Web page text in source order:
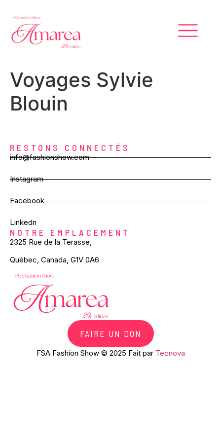
Voyages Sylvie
Blouin
RESTONS CONNECTÉS
info@fashionshow.com
Instagram
Facebook
Linkedn
NOTRE EMPLACEMENT
2325 Rue de la Terasse,
Québec, Canada, G1V 0A6
FAIRE UN DON
FSA Fashion Show © 2025 Fait par Tecnova